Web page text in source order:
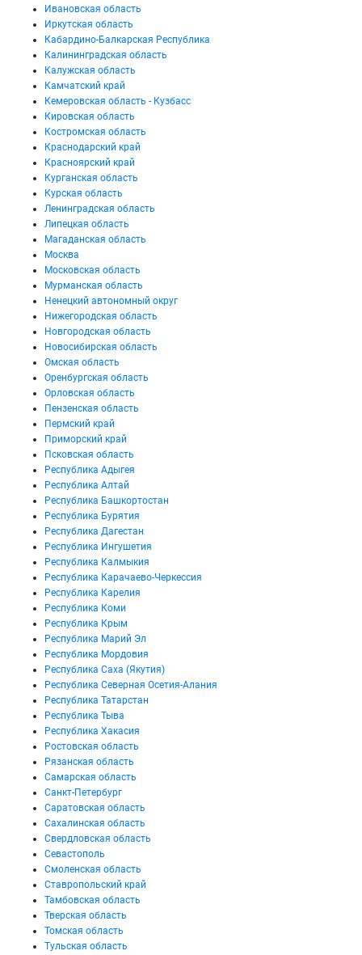
Ивановская область
Иркутская область
Кабардино-Балкарская Республика
Калининградская область
Калужская область
Камчатский край
Кемеровская область - Кузбасс
Кировская область
Костромская область
Краснодарский край
Красноярский край
Курганская область
Курская область
Ленинградская область
Липецкая область
Магаданская область
Москва
Московская область
Мурманская область
Ненецкий автономный округ
Нижегородская область
Новгородская область
Новосибирская область
Омская область
Оренбургская область
Орловская область
Пензенская область
Пермский край
Приморский край
Псковская область
Республика Адыгея
Республика Алтай
Республика Башкортостан
Республика Бурятия
Республика Дагестан
Республика Ингушетия
Республика Калмыкия
Республика Карачаево-Черкессия
Республика Карелия
Республика Коми
Республика Крым
Республика Марий Эл
Республика Мордовия
Республика Саха (Якутия)
Республика Северная Осетия-Алания
Республика Татарстан
Республика Тыва
Республика Хакасия
Ростовская область
Рязанская область
Самарская область
Санкт-Петербург
Саратовская область
Сахалинская область
Свердловская область
Севастополь
Смоленская область
Ставропольский край
Тамбовская область
Тверская область
Томская область
Тульская область